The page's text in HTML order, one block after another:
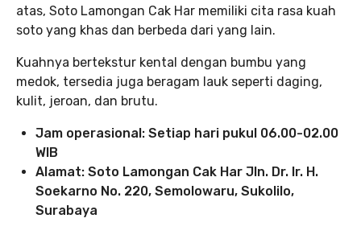
atas, Soto Lamongan Cak Har memiliki cita rasa kuah
soto yang khas dan berbeda dari yang lain.
Kuahnya bertekstur kental dengan bumbu yang
medok, tersedia juga beragam lauk seperti daging,
kulit, jeroan, dan brutu.
Jam operasional: Setiap hari pukul 06.00-02.00
WIB
Alamat: Soto Lamongan Cak Har Jln. Dr. Ir. H.
Soekarno No. 220, Semolowaru, Sukolilo,
Surabaya